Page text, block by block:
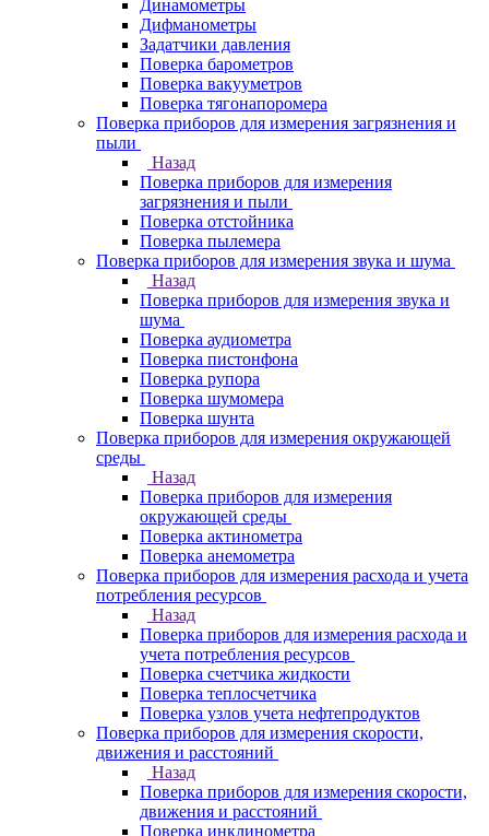
Динамометры
Дифманометры
Задатчики давления
Поверка барометров
Поверка вакууметров
Поверка тягонапоромера
Поверка приборов для измерения загрязнения и
пыли
Назад
Поверка приборов для измерения
загрязнения и пыли
Поверка отстойника
Поверка пылемера
Поверка приборов для измерения звука и шума
Назад
Поверка приборов для измерения звука и
шума
Поверка аудиометра
Поверка пистонфона
Поверка рупора
Поверка шумомера
Поверка шунта
Поверка приборов для измерения окружающей
среды
Назад
Поверка приборов для измерения
окружающей среды
Поверка актинометра
Поверка анемометра
Поверка приборов для измерения расхода и учета
потребления ресурсов
Назад
Поверка приборов для измерения расхода и
учета потребления ресурсов
Поверка счетчика жидкости
Поверка теплосчетчика
Поверка узлов учета нефтепродуктов
Поверка приборов для измерения скорости,
движения и расстояний
Назад
Поверка приборов для измерения скорости,
движения и расстояний
Поверка инклинометра